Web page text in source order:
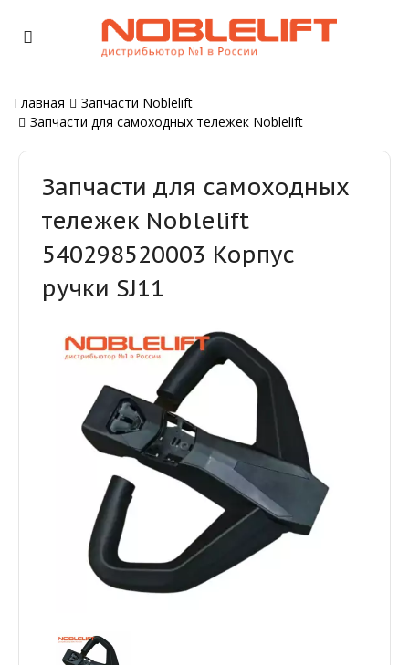
Главная
Запчасти Noblelift
Запчасти для самоходных тележек Noblelift
Запчасти для самоходных
тележек Noblelift
540298520003 Корпус
ручки SJ11